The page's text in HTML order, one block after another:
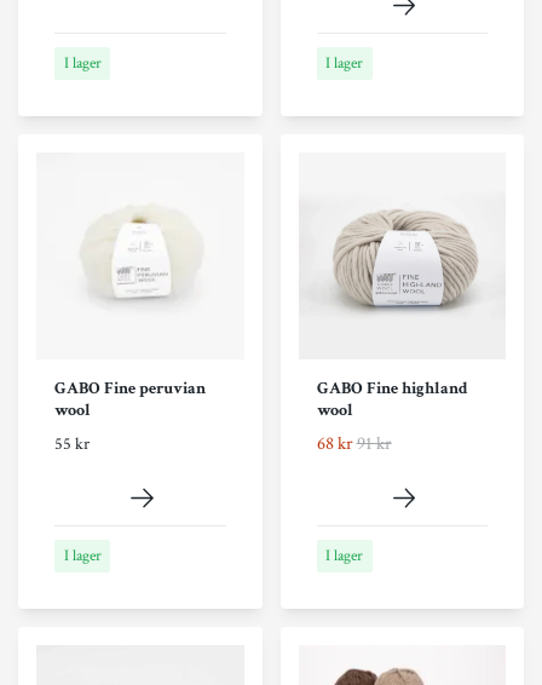
I lager I lager
GABO Fine peruvian
wool
55 kr
I lager
GABO Fine highland
wool
68 kr91 kr
I lager